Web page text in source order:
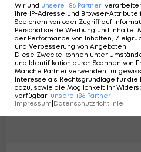
Wir und unsere 186 Partner
Ihre IP-Adresse und Browser-
Speichern von oder Zugriff auf
Personalisierte Werbung und Inhalte,
der Performance von Inhalten,
und Verbesserung von Angeboten
Diese Zwecke können unter
und Identifikation durch Scannen von
Manche Partner verwenden für
Interesse als Rechtsgrundlage für
dazu, sowie die Möglichkeit Ihr
verfügbar: unsere 186 Partner
Impressum|Datenschutzrichtlinie